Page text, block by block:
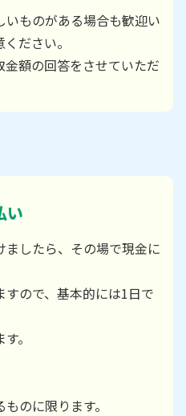
ものがある場合も歓迎い
ださい。
額の回答をさせていただ
い
したら、その場で現金に
ので、基本的には1日で
。
のに限ります。